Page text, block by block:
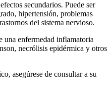
secundarios. Puede ser
hipertensión, problemas
del sistema nervioso.
enfermedad inflamatoria
necrólisis epidérmica y otros
asegúrese de consultar a su